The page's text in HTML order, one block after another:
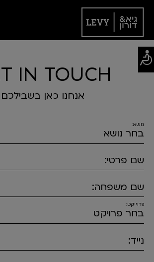
IN TOUCH
אנחנו כאן בשבילכם
נושא:
שם פרטי:
שם משפחה:
פרוייקט:
נייד: